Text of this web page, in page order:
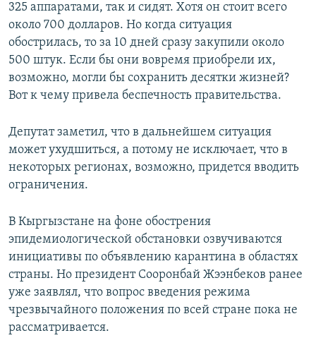
325 аппаратами, так и сидят. Хотя он стоит всего
около 700 долларов. Но когда ситуация
обострилась, то за 10 дней сразу закупили около
500 штук. Если бы они вовремя приобрели их,
возможно, могли бы сохранить десятки жизней?
Вот к чему привела беспечность правительства.
Депутат заметил, что в дальнейшем ситуация
может ухудшиться, а потому не исключает, что в
некоторых регионах, возможно, придется вводить
ограничения.
В Кыргызстане на фоне обострения
эпидемиологической обстановки озвучиваются
инициативы по объявлению карантина в областях
страны. Но президент Сооронбай Жээнбеков ранее
уже заявлял, что вопрос введения режима
чрезвычайного положения по всей стране пока не
рассматривается.